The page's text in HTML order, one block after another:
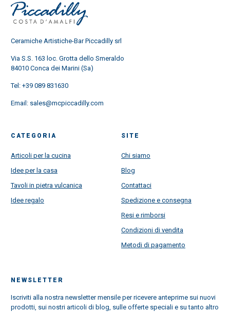
Ceramiche Artistiche-Bar Piccadilly srl
Via S.S. 163 loc. Grotta dello Smeraldo
84010 Conca dei Marini (Sa)
Tel: +39 089 831630
Email: sales@mcpiccadilly.com
CATEGORIA
Articoli per la cucina
Idee per la casa
Tavoli in pietra vulcanica
Idee regalo
SITE
Chi siamo
Blog
Contattaci
Spedizione e consegna
Resi e rimborsi
Condizioni di vendita
Metodi di pagamento
NEWSLETTER
Iscriviti alla nostra newsletter mensile per ricevere anteprime sui nuovi
prodotti, sui nostri articoli di blog, sulle offerte speciali e su tanto altro